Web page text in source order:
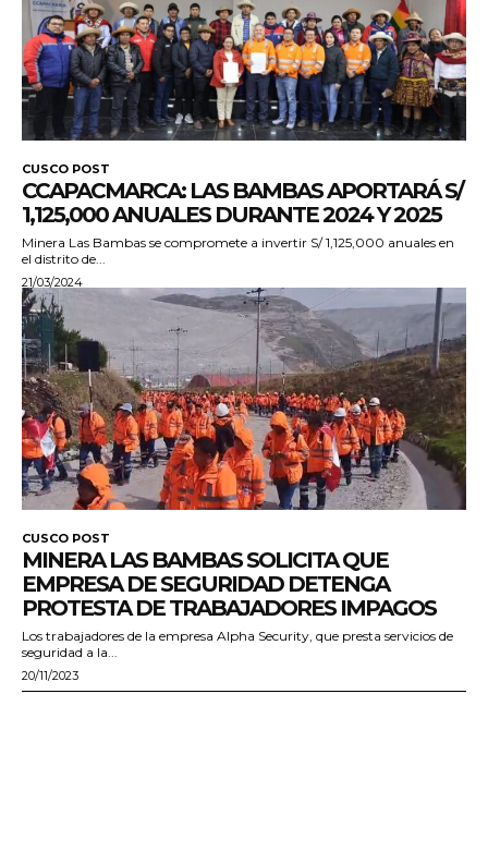
CUSCO POST
CCAPACMARCA: LAS BAMBAS APORTARÁ S/
1,125,000 ANUALES DURANTE 2024 Y 2025
Minera Las Bambas se compromete a invertir S/ 1,125,000 anuales en
el distrito de...
21/03/2024
CUSCO POST
MINERA LAS BAMBAS SOLICITA QUE
EMPRESA DE SEGURIDAD DETENGA
PROTESTA DE TRABAJADORES IMPAGOS
Los trabajadores de la empresa Alpha Security, que presta servicios de
seguridad a la...
20/11/2023